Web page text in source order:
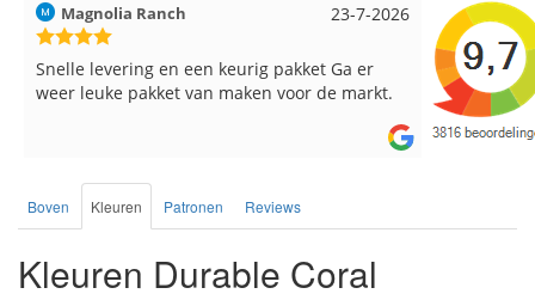
17-7-2026
Hilde uit Loyers
Reeds meerdere keren breigaren en
breinaalden besteld, altijd heel tevreden over
Loes uit
Snelle
Boven Kleuren Patronen Reviews
Kleuren Durable Coral